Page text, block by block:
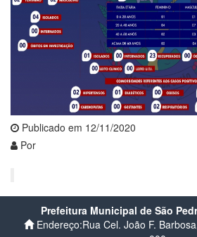
Publicado em 12/11/2020
Por
Prefeitura Municipal de São
Endereço:Rua Cel. João F.